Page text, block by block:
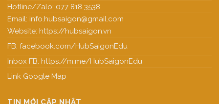
Hotline/Zalo: 077 818 3538
Email: info.hubsaigon@gmail.com
Website: https://hubsaigon.vn
FB: facebook.com/HubSaigonEdu
Inbox FB: https://m.me/HubSaigonEdu
Link Google Map
TIN MỚI CẬP NHẬT